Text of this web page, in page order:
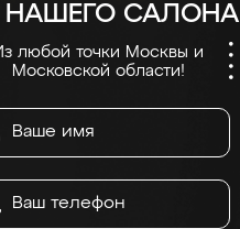
САЛОНА
любой точки Москвы и
Московской области!